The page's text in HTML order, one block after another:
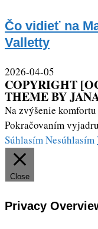
Čo vidieť na
Valletty
2026-04-05
COPYRIGHT
THEME BY
Na zvýšenie
Pokračovaním
SúhlasímNesúhlasím
Close
Privacy